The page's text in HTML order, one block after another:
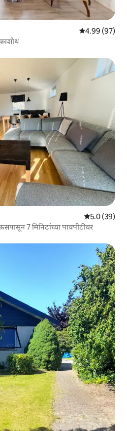
5 पैकी 4.99
4.99 (97)
5 पैकी 5.0
5.0 (39)
7 मिनिटांच्या पायपीटीवर